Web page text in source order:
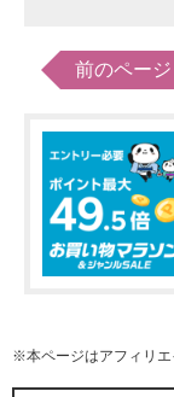
前のページ
※本ページはアフィリ